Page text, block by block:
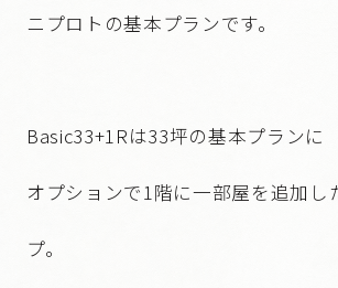
ニプロトの基本プランです。
Basic33+1Rは33坪の基本プランに
オプションで1階に一部屋を追加し
プ。